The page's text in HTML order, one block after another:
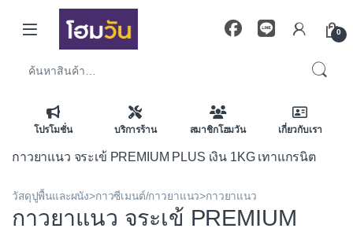
Skip to navigation
Skip to content
0
โปรโมชั่น บริการร้าน สมาชิกโฮมวัน เกี่ยวกับเรา
กาวยาแนว จระเข้ PREMIUM PLUS เงิน 1KG เทาแกรนิต
วัสดุปูพื้นและผนัง>กาวซีเมนต์/กาวยาแนว>กาวยาแนว
กาวยาแนว จระเข้ PREMIUM